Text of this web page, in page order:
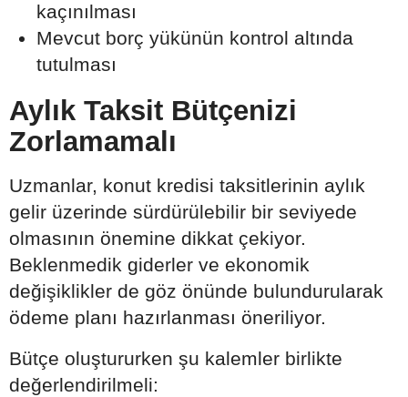
kaçınılması
Mevcut borç yükünün kontrol altında
tutulması
Aylık Taksit Bütçenizi
Zorlamamalı
Uzmanlar, konut kredisi taksitlerinin aylık
gelir üzerinde sürdürülebilir bir seviyede
olmasının önemine dikkat çekiyor.
Beklenmedik giderler ve ekonomik
değişiklikler de göz önünde bulundurularak
ödeme planı hazırlanması öneriliyor.
Bütçe oluştururken şu kalemler birlikte
değerlendirilmeli: